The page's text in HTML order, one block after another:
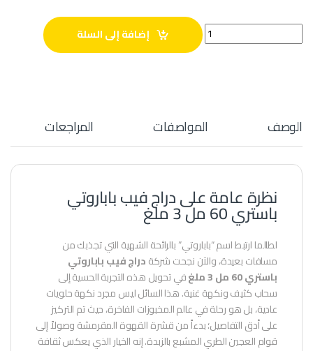
دراج فيب باباروتي باستري 60 مل quantity إضافة إلى السلة
الوصف المواصفات المراجعات
نظرة عامة على دراج فيب باباروتي
باستري 60 مل 3 ملغ
لطالما ارتبط اسم “باباروتي” بالرائحة الشهية التي تجذبك من
مسافات بعيدة، والآن نجحت شركةدراج فيب باباروتي
باستري 60 مل 3 ملغ
في تحويل هذه التجربة الحسية إلى
سحاب كثيف ونكهة غنية. هذا السائل ليس مجرد نكهة حلويات
عادية، بل هو رحلة في عالم المخبوزات الفاخرة، حيث تم التركيز
على أدق التفاصيل؛ بدءاً من قشرة القهوة المقرمشة وصولاً إلى
قوام العجين الطري المشبع بالزبدة. إنه الخيار الذي يعكس ثقافة